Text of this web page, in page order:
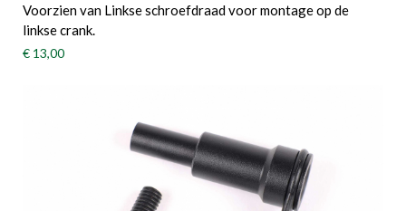
Voorzien van Linkse schroefdraad voor montage op de
linkse crank.
€ 13,00